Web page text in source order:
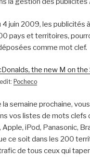
4 juin 2009, les publicités
pays et territoires,
comme mot clef.
Pocheco
la semaine prochaine,
vos listes de mots clefs
iPod, Panasonic,
ce soit dans les 200
de tous ceux qui